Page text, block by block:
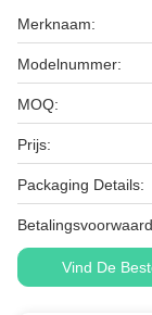
Merknaam:
Modelnummer:
MOQ:
Prijs:
Packaging Details:
Vind De